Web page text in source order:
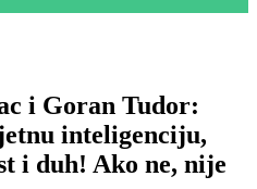
i Goran Tudor:
inteligenciju,
i duh! Ako ne, nije